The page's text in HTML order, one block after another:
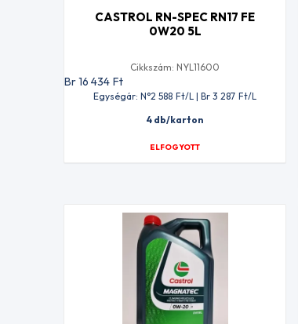
CASTROL RN-SPEC RN17 FE
0W20 5L
Cikkszám: NYL11600
Br 16 434 Ft
Egységár: N°2 588 Ft/L | Br 3 287 Ft/L
4 db/karton
ELFOGYOTT